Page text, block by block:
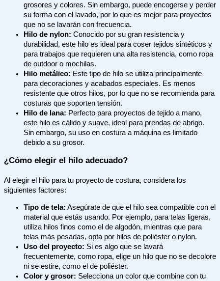
grosores y colores. Sin embargo, puede encogerse y perder
su forma con el lavado, por lo que es mejor para proyectos
que no se lavarán con frecuencia.
Hilo de nylon: Conocido por su gran resistencia y
durabilidad, este hilo es ideal para coser tejidos sintéticos y
para trabajos que requieren una alta resistencia, como ropa
de outdoor o mochilas.
Hilo metálico: Este tipo de hilo se utiliza principalmente
para decoraciones y acabados especiales. Es menos
resistente que otros hilos, por lo que no se recomienda para
costuras que soporten tensión.
Hilo de lana: Perfecto para proyectos de tejido a mano,
este hilo es cálido y suave, ideal para prendas de abrigo.
Sin embargo, su uso en costura a máquina es limitado
debido a su grosor.
¿Cómo elegir el hilo adecuado?
Al elegir el hilo para tu proyecto de costura, considera los
siguientes factores:
Tipo de tela: Asegúrate de que el hilo sea compatible con el
material que estás usando. Por ejemplo, para telas ligeras,
utiliza hilos finos como el de algodón, mientras que para
telas más pesadas, opta por hilos de poliéster o nylon.
Uso del proyecto: Si es algo que se lavará
frecuentemente, como ropa, elige un hilo que no se decolore
ni se estire, como el de poliéster.
Color y grosor: Selecciona un color que combine con tu